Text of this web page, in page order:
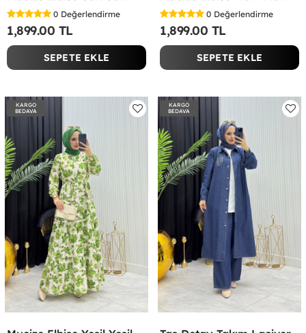
0 Değerlendirme
1,899.00 TL
SEPETE EKLE
0 Değerlendirme
1,899.00 TL
SEPETE EKLE
KARGO
BEDAVA
KARGO
BEDAVA